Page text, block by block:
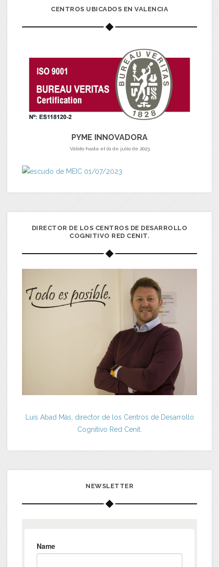
CENTROS UBICADOS EN VALENCIA
PYME INNOVADORA
Válido hasta el 01 de julio de 2023
DIRECTOR DE LOS CENTROS DE DESARROLLO
COGNITIVO RED CENIT.
Luis Abad Más, director de los Centros de Desarrollo
Cognitivo Red Cenit.
NEWSLETTER